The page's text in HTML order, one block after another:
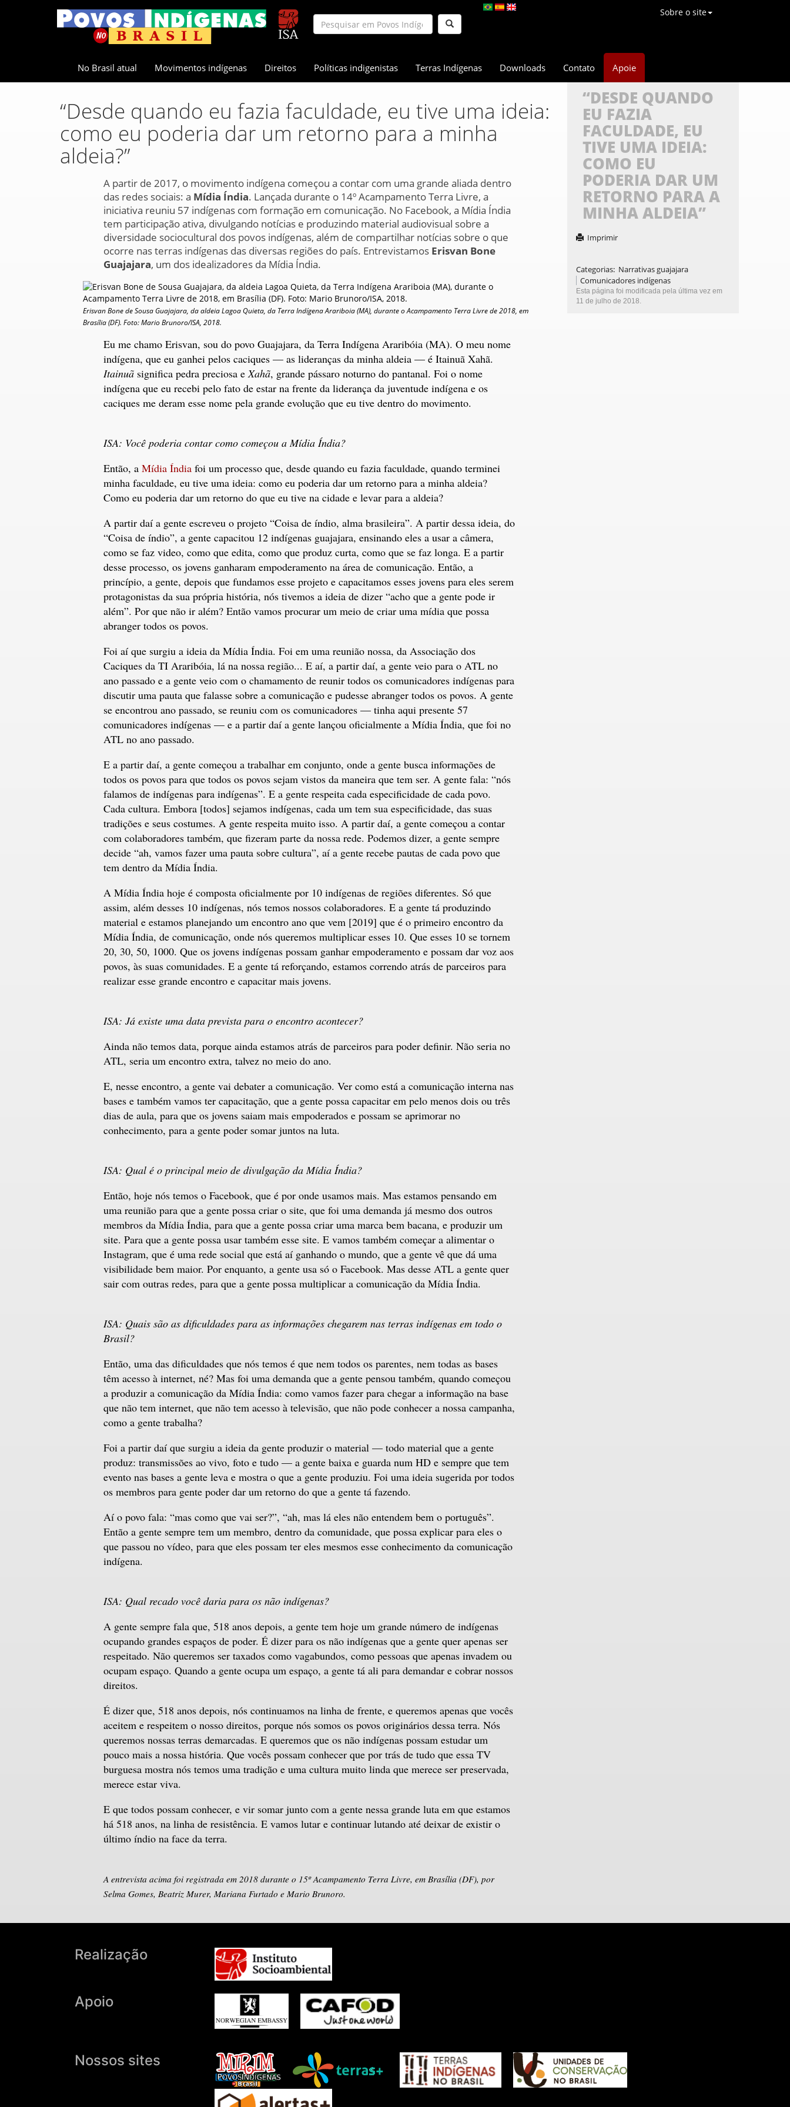
Sobre o site
No Brasil atual Movimentos indígenas Direitos Políticas indigenistas Terras Indígenas Downloads Contato Apoie
“Desde quando eu fazia faculdade, eu tive uma ideia:
como eu poderia dar um retorno para a minha
aldeia?”
A partir de 2017, o movimento indígena começou a contar com uma grande aliada dentro
das redes sociais: a Mídia Índia. Lançada durante o 14º Acampamento Terra Livre, a
iniciativa reuniu 57 indígenas com formação em comunicação. No Facebook, a Mídia Índia
tem participação ativa, divulgando notícias e produzindo material audiovisual sobre a
diversidade sociocultural dos povos indígenas, além de compartilhar notícias sobre o que
ocorre nas terras indígenas das diversas regiões do país. Entrevistamos Erisvan Bone
Guajajara, um dos idealizadores da Mídia Índia.
Erisvan Bone de Sousa Guajajara, da aldeia Lagoa Quieta, da Terra Indígena Arariboia (MA), durante o Acampamento Terra Livre de 2018, em
Brasília (DF). Foto: Mario Brunoro/ISA, 2018.
Eu me chamo Erisvan, sou do povo Guajajara, da Terra Indígena Araribóia (MA). O meu nome
indígena, que eu ganhei pelos caciques — as lideranças da minha aldeia — é Itainuã Xahã.
Itainuãsignifica pedra preciosa eXahã, grande pássaro noturno do pantanal. Foi o nome
indígena que eu recebi pelo fato de estar na frente da liderança da juventude indígena e os
caciques me deram esse nome pela grande evolução que eu tive dentro do movimento.
ISA: Você poderia contar como começou a Mídia Índia?
Então, a Mídia Índiafoi um processo que, desde quando eu fazia faculdade, quando terminei
minha faculdade, eu tive uma ideia: como eu poderia dar um retorno para a minha aldeia?
Como eu poderia dar um retorno do que eu tive na cidade e levar para a aldeia?
A partir daí a gente escreveu o projeto “Coisa de índio, alma brasileira”. A partir dessa ideia, do
“Coisa de índio”, a gente capacitou 12 indígenas guajajara, ensinando eles a usar a câmera,
como se faz video, como que edita, como que produz curta, como que se faz longa. E a partir
desse processo, os jovens ganharam empoderamento na área de comunicação. Então, a
princípio, a gente, depois que fundamos esse projeto e capacitamos esses jovens para eles serem
protagonistas da sua própria história, nós tivemos a ideia de dizer “acho que a gente pode ir
além”. Por que não ir além? Então vamos procurar um meio de criar uma mídia que possa
abranger todos os povos.
Foi aí que surgiu a ideia da Mídia Índia. Foi em uma reunião nossa, da Associação dos
Caciques da TI Araribóia, lá na nossa região... E aí, a partir daí, a gente veio para o ATL no
ano passado e a gente veio com o chamamento de reunir todos os comunicadores indígenas para
discutir uma pauta que falasse sobre a comunicação e pudesse abranger todos os povos. A gente
se encontrou ano passado, se reuniu com os comunicadores — tinha aqui presente 57
comunicadores indígenas — e a partir daí a gente lançou oficialmente a Mídia Índia, que foi no
ATL no ano passado.
E a partir daí, a gente começou a trabalhar em conjunto, onde a gente busca informações de
todos os povos para que todos os povos sejam vistos da maneira que tem ser. A gente fala: “nós
falamos de indígenas para indígenas”. E a gente respeita cada especificidade de cada povo.
Cada cultura. Embora [todos] sejamos indígenas, cada um tem sua especificidade, das suas
tradições e seus costumes. A gente respeita muito isso. A partir daí, a gente começou a contar
com colaboradores também, que fizeram parte da nossa rede. Podemos dizer, a gente sempre
decide “ah, vamos fazer uma pauta sobre cultura”, aí a gente recebe pautas de cada povo que
tem dentro da Mídia Índia.
A Mídia Índia hoje é composta oficialmente por 10 indígenas de regiões diferentes. Só que
assim, além desses 10 indígenas, nós temos nossos colaboradores. E a gente tá produzindo
material e estamos planejando um encontro ano que vem [2019] que é o primeiro encontro da
Mídia Índia, de comunicação, onde nós queremos multiplicar esses 10. Que esses 10 se tornem
20, 30, 50, 1000. Que os jovens indígenas possam ganhar empoderamento e possam dar voz aos
povos, às suas comunidades. E a gente tá reforçando, estamos correndo atrás de parceiros para
realizar esse grande encontro e capacitar mais jovens.
ISA: Já existe uma data prevista para o encontro acontecer?
Ainda não temos data, porque ainda estamos atrás de parceiros para poder definir. Não seria no
ATL, seria um encontro extra, talvez no meio do ano.
E, nesse encontro, a gente vai debater a comunicação. Ver como está a comunicação interna nas
bases e também vamos ter capacitação, que a gente possa capacitar em pelo menos dois ou três
dias de aula, para que os jovens saiam mais empoderados e possam se aprimorar no
conhecimento, para a gente poder somar juntos na luta.
ISA: Qual é o principal meio de divulgação da Mídia Índia?
Então, hoje nós temos o Facebook, que é por onde usamos mais. Mas estamos pensando em
uma reunião para que a gente possa criar o site, que foi uma demanda já mesmo dos outros
membros da Mídia Índia, para que a gente possa criar uma marca bem bacana, e produzir um
site. Para que a gente possa usar também esse site. E vamos também começar a alimentar o
Instagram, que é uma rede social que está aí ganhando o mundo, que a gente vê que dá uma
visibilidade bem maior. Por enquanto, a gente usa só o Facebook. Mas desse ATL a gente quer
sair com outras redes, para que a gente possa multiplicar a comunicação da Mídia Índia.
ISA: Quais são as dificuldades para as informações chegarem nas terras indígenas em todo o
Brasil?
Então, uma das dificuldades que nós temos é que nem todos os parentes, nem todas as bases
têm acesso à internet, né? Mas foi uma demanda que a gente pensou também, quando começou
a produzir a comunicação da Mídia Índia: como vamos fazer para chegar a informação na base
que não tem internet, que não tem acesso à televisão, que não pode conhecer a nossa campanha,
como a gente trabalha?
Foi a partir daí que surgiu a ideia da gente produzir o material — todo material que a gente
produz: transmissões ao vivo, foto e tudo — a gente baixa e guarda num HD e sempre que tem
evento nas bases a gente leva e mostra o que a gente produziu. Foi uma ideia sugerida por todos
os membros para gente poder dar um retorno do que a gente tá fazendo.
Aí o povo fala: “mas como que vai ser?”, “ah, mas lá eles não entendem bem o português”.
Então a gente sempre tem um membro, dentro da comunidade, que possa explicar para eles o
que passou no vídeo, para que eles possam ter eles mesmos esse conhecimento da comunicação
indígena.
ISA: Qual recado você daria para os não indígenas?
A gente sempre fala que, 518 anos depois, a gente tem hoje um grande número de indígenas
ocupando grandes espaços de poder. É dizer para os não indígenas que a gente quer apenas ser
respeitado. Não queremos ser taxados como vagabundos, como pessoas que apenas invadem ou
ocupam espaço. Quando a gente ocupa um espaço, a gente tá ali para demandar e cobrar nossos
direitos.
É dizer que, 518 anos depois, nós continuamos na linha de frente, e queremos apenas que vocês
aceitem e respeitem o nosso direitos, porque nós somos os povos originários dessa terra. Nós
queremos nossas terras demarcadas. E queremos que os não indígenas possam estudar um
pouco mais a nossa história. Que vocês possam conhecer que por trás de tudo que essa TV
burguesa mostra nós temos uma tradição e uma cultura muito linda que merece ser preservada,
merece estar viva.
E que todos possam conhecer, e vir somar junto com a gente nessa grande luta em que estamos
há 518 anos, na linha de resistência. E vamos lutar e continuar lutando até deixar de existir o
último índio na face da terra.
A entrevista acima foi registrada em 2018 durante o 15º Acampamento Terra Livre, em Brasília (DF), por
Selma Gomes, Beatriz Murer, Mariana Furtado e Mario Brunoro.
“DESDE QUANDO
EU FAZIA
FACULDADE, EU
TIVE UMA IDEIA:
COMO EU
PODERIA DAR UM
RETORNO PARA A
MINHA ALDEIA”
Imprimir
Categorias: Narrativas guajajara
Comunicadores indígenas
Esta página foi modificada pela última vez em
11 de julho de 2018.